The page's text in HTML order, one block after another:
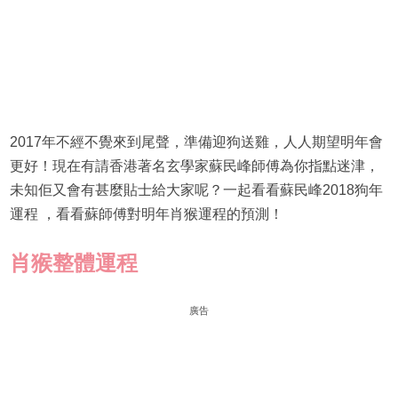
2017年不經不覺來到尾聲，準備迎狗送雞，人人期望明年會
更好！現在有請香港著名玄學家蘇民峰師傅為你指點迷津，
未知佢又會有甚麼貼士給大家呢？一起看看蘇民峰2018狗年
運程 ，看看蘇師傅對明年肖猴運程的預測！
肖猴整體運程
廣告